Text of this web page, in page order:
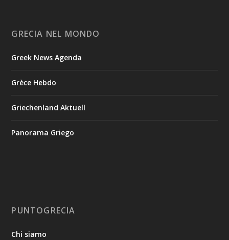
GRECIA NEL MONDO
Greek News Agenda
Grèce Hebdo
Griechenland Aktuell
Panorama Griego
PUNTOGRECIA
Chi siamo